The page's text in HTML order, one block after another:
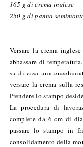
165 g di crema inglese
250 g di panna
Versare la crema
abbassare di
su di essa una
versare la crema sulla
Prendere lo stampo
La procedura di
complete da 6 cm di
passare lo stampo in
consolidamento della